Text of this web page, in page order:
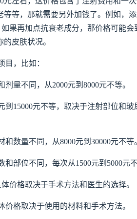
等，那就需要另外加钱了。例如，
果再加点抗衰老成分，那价格可能会
皮肤状况。
，比如：
量不同，从2000元到8000元不等。
到15000元不等，取决于注射部位和玻
数量不同，从8000元到30000元不等
部位不同，每次从1500元到5000元不
价格取决于手术方法和医生的选择。
价格取决于使用的材料和手术方法。